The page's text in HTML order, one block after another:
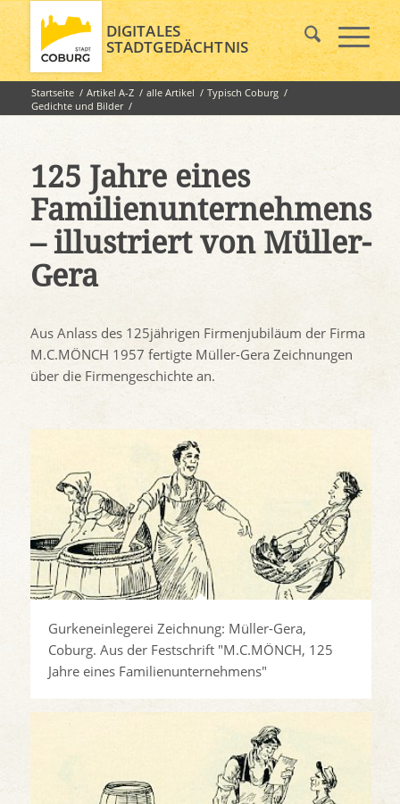
DIGITALES
STADTGEDÄCHTNIS
Startseite / Artikel A-Z / alle Artikel / Typisch Coburg /
Gedichte und Bilder /
125 Jahre eines Familienunternehmens – illustriert von Müller-
125 Jahre eines
Familienunternehmens
– illustriert von Müller-
Gera
Aus Anlass des 125jährigen Firmenjubiläum der Firma
M.C.MÖNCH 1957 fertigte Müller-Gera Zeichnungen
über die Firmengeschichte an.
Gurkeneinlegerei Zeichnung: Müller-Gera,
Coburg. Aus der Festschrift "M.C.MÖNCH, 125
Jahre eines Familienunternehmens"